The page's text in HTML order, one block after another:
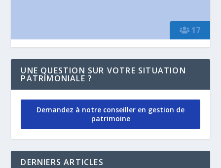
17
UNE QUESTION SUR VOTRE SITUATION
PATRIMONIALE ?
Demandez à notre conseiller en gestion de
patrimoine
DERNIERS ARTICLES